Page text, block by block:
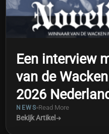
Een interview
van de
2026
NEWS Read More
Bekijk Artikel